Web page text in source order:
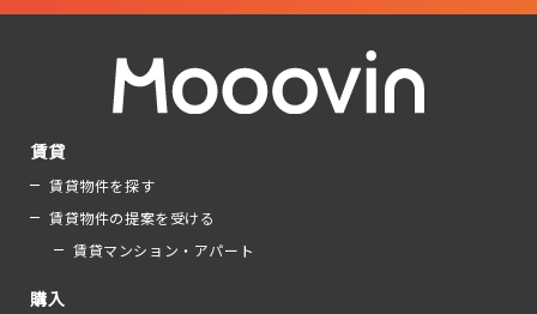
賃貸
賃貸物件を探す
賃貸物件の提案を受ける
賃貸マンション・アパート
購入